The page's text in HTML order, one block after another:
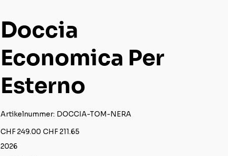
Doccia
Economica Per
Esterno
Artikelnummer: Artikelnummer:
DOCCIA-
NERA
DOCCIA-TOM-NERA
Ursprünglicher
Preis
CHF 249.00 Angebotspreis
CHF 211.65
2026